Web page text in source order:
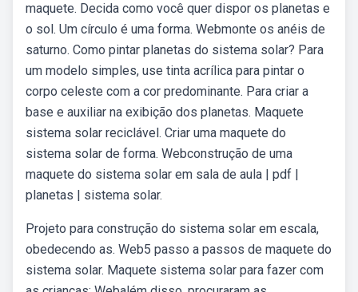
maquete. Decida como você quer dispor os planetas e
o sol. Um círculo é uma forma. Webmonte os anéis de
saturno. Como pintar planetas do sistema solar? Para
um modelo simples, use tinta acrílica para pintar o
corpo celeste com a cor predominante. Para criar a
base e auxiliar na exibição dos planetas. Maquete
sistema solar reciclável. Criar uma maquete do
sistema solar de forma. Webconstrução de uma
maquete do sistema solar em sala de aula | pdf |
planetas | sistema solar.
Projeto para construção do sistema solar em escala,
obedecendo as. Web5 passo a passos de maquete do
sistema solar. Maquete sistema solar para fazer com